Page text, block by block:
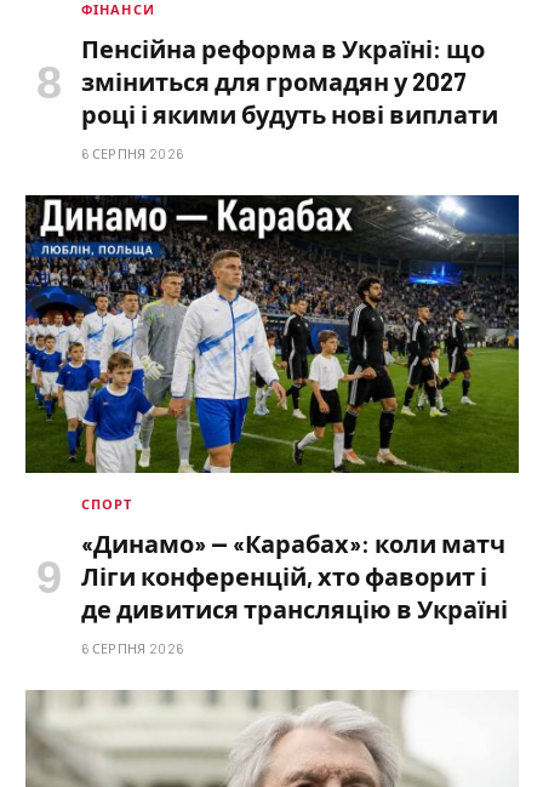
ФІНАНСИ
Пенсійна реформа в Україні: що
зміниться для громадян у 2027
році і якими будуть нові виплати
6 СЕРПНЯ 2026
СПОРТ
«Динамо» — «Карабах»: коли матч
Ліги конференцій, хто фаворит і
де дивитися трансляцію в Україні
6 СЕРПНЯ 2026